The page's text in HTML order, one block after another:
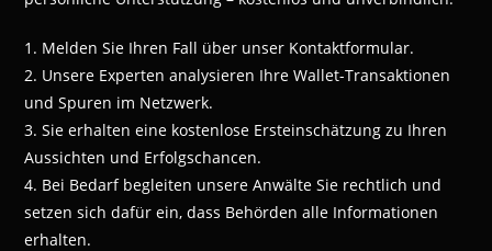
1. Melden Sie Ihren Fall über unser Kontaktformular.
2. Unsere Experten analysieren Ihre Wallet-Transaktionen
und Spuren im Netzwerk.
3. Sie erhalten eine kostenlose Ersteinschätzung zu Ihren
Aussichten und Erfolgschancen.
4. Bei Bedarf begleiten unsere Anwälte Sie rechtlich und
setzen sich dafür ein, dass Behörden alle Informationen
erhalten.